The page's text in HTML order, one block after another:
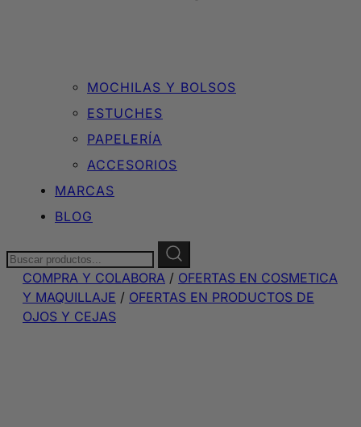
MOCHILAS Y BOLSOS
ESTUCHES
PAPELERÍA
ACCESORIOS
MARCAS
BLOG
Buscar:
COMPRA Y COLABORA / OFERTAS EN COSMETICA
Y MAQUILLAJE / OFERTAS EN PRODUCTOS DE
OJOS Y CEJAS